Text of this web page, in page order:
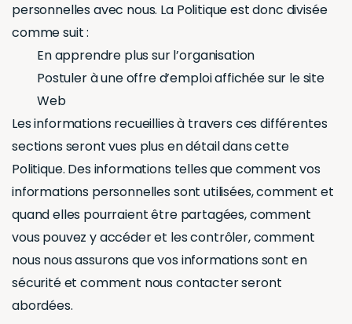
personnelles avec nous. La Politique est donc divisée
comme suit :
En apprendre plus sur l’organisation
Postuler à une offre d’emploi affichée sur le site
Web
Les informations recueillies à travers ces différentes
sections seront vues plus en détail dans cette
Politique. Des informations telles que comment vos
informations personnelles sont utilisées, comment et
quand elles pourraient être partagées, comment
vous pouvez y accéder et les contrôler, comment
nous nous assurons que vos informations sont en
sécurité et comment nous contacter seront
abordées.